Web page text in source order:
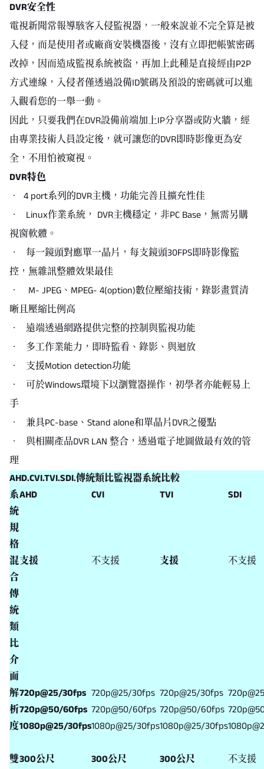
DVR安全性
電視新聞常報導駭客入侵監視器，一般來說並不完全算是被
入侵，而是使用者或廠商安裝機器後，沒有立即把帳號密碼
改掉，因而造成監視系統被盜，再加上此種是直接經由P2P
方式連線，入侵者僅透過設備ID號碼及預設的密碼就可以進
入觀看您的一舉一動。
因此，只要我們在DVR設備前端加上IP分享器或防火牆，經
由專業技術人員設定後，就可讓您的DVR即時影像更為安
全，不用怕被窺視。
DVR特色
‧ 4 port系列的DVR主機，功能完善且擴充性佳
‧ Linux作業系統， DVR主機穩定，非PC Base，無需另購
視窗軟體。
‧ 每一鏡頭對應單一晶片，每支鏡頭30FPS即時影像監
控，無雜訊整體效果最佳
‧ M- JPEG、MPEG- 4(option)數位壓縮技術，錄影畫質清
晰且壓縮比例高
‧ 遠端透過網路提供完整的控制與監視功能
‧ 多工作業能力，即時監看、錄影、與迴放
‧ 支援Motion detection功能
‧ 可於Windows環境下以瀏覽器操作，初學者亦能輕易上
手
‧ 兼具PC-base、Stand alone和單晶片DVR之優點
‧ 與相關產品DVR LAN 整合，透過電子地圖做最有效的管
理
AHD.CVI.TVI.SDI.傳統類比監視器系統比較
系
統
規
格
AHD CVI TVI SDI
混
合
傳
統
類
比
介
面
支援 不支援 支援 不支援
解
析
度
720p@25/30fps
720p@50/60fps
1080p@25/30fps
720p@25/30fps
720p@50/60fps
1080p@25/30fps
720p@25/30fps
720p@50/60fps
1080p@25/30fps
雙300公尺 300公尺 300公尺 不支援